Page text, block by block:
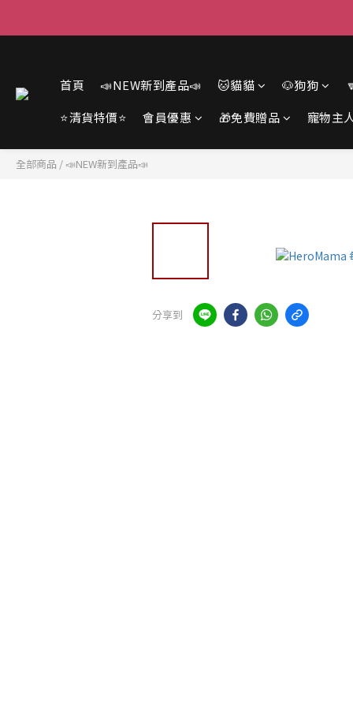
首頁 📣NEW新到產品📣 🐱貓貓 🐶狗狗
⭐清貨特價⭐
會員優惠 🎁免費贈品 寵物主
全部商品 / 📣NEW新到產品📣
分享到